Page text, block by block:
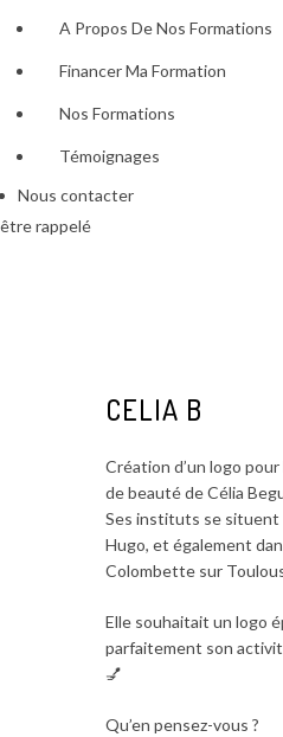
A Propos De Nos Formations
Financer Ma Formation
Nos Formations
Témoignages
Nous contacter
être rappelé
CELIA B
Création d’un logo
de beauté de Célia
Ses instituts se situent
Hugo, et également
Colombette sur
Elle souhaitait un logo
parfaitement son
💅
Qu’en pensez-vous ?